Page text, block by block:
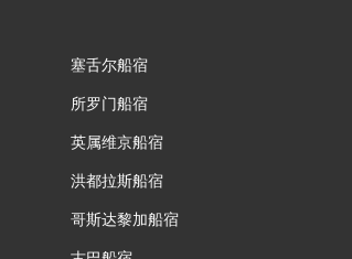
塞舌尔船宿
所罗门船宿
英属维京船宿
洪都拉斯船宿
哥斯达黎加船宿